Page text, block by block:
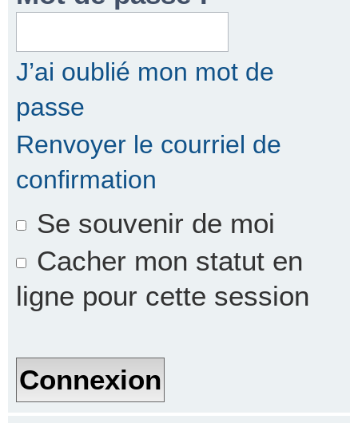
J’ai oublié mon mot de
passe
Renvoyer le courriel de
confirmation
Se souvenir de moi
Cacher mon statut en
ligne pour cette session